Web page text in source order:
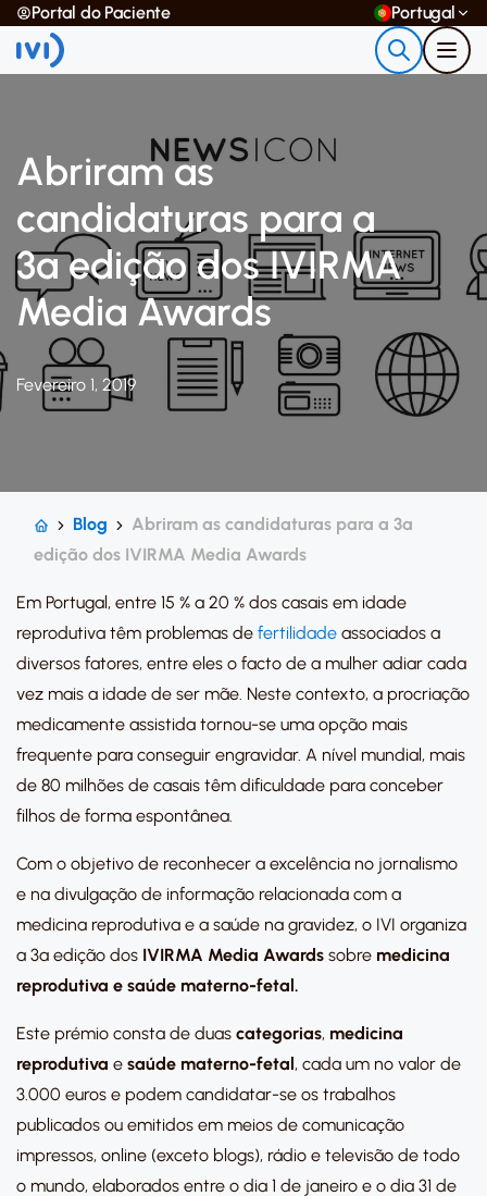
Portal do Paciente Portugal
Abriram as
candidaturas para a
3ª edição dos IVIRMA
Media Awards
Fevereiro 1, 2019
Blog
Abriram as candidaturas para a 3ª
edição dos IVIRMA Media Awards
Em Portugal, entre 15 % a 20 % dos casais em idade
reprodutiva têm problemas de fertilidade associados a
diversos fatores, entre eles o facto de a mulher adiar cada
vez mais a idade de ser mãe. Neste contexto, a procriação
medicamente assistida tornou-se uma opção mais
frequente para conseguir engravidar. A nível mundial, mais
de 80 milhões de casais têm dificuldade para conceber
filhos de forma espontânea.
Com o objetivo de reconhecer a excelência no jornalismo
e na divulgação de informação relacionada com a
medicina reprodutiva e a saúde na gravidez, o IVI organiza
a 3ª edição dos IVIRMA Media Awards sobre medicina
reprodutiva e saúde materno-fetal.
Este prémio consta de duas categorias, medicina
reprodutiva e saúde materno-fetal, cada um no valor de
3.000 euros e podem candidatar-se os trabalhos
publicados ou emitidos em meios de comunicação
impressos, online (exceto blogs), rádio e televisão de todo
o mundo, elaborados entre o dia 1 de janeiro e o dia 31 de